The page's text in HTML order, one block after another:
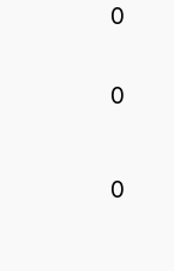
0
0
0